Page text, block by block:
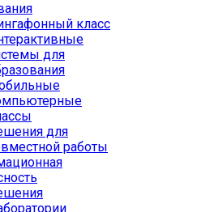
класс
для
для
работы